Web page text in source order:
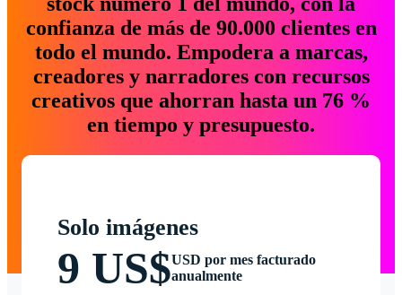
confianza de más de 90.000 clientes en
todo el mundo. Empodera a marcas,
creadores y narradores con recursos
creativos que ahorran hasta un 76 %
en tiempo y presupuesto.
Solo imágenes
9 US$USD por mes facturado
anualmente